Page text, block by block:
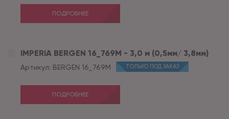
ПОДРОБНЕЕ
IMPERIA BERGEN 16_769M - 3,0 м (0,5мм/ 3,8мм)
Артикул: BERGEN 16_769M ТОЛЬКО ПОД ЗАКАЗ
ПОДРОБНЕЕ